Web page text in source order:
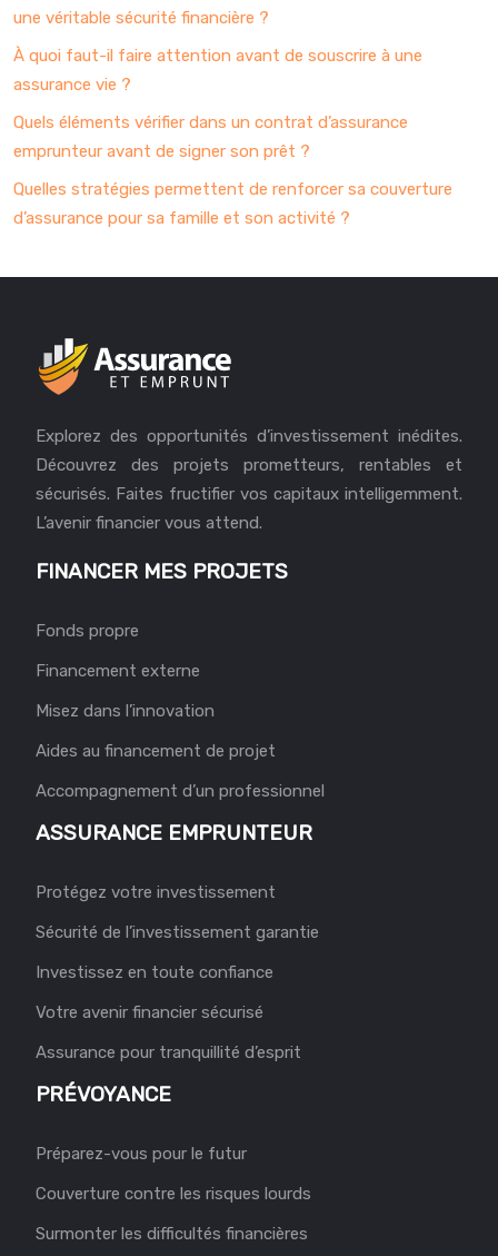
une véritable sécurité financière ?
À quoi faut-il faire attention avant de souscrire à une
assurance vie ?
Quels éléments vérifier dans un contrat d’assurance
emprunteur avant de signer son prêt ?
Quelles stratégies permettent de renforcer sa couverture
d’assurance pour sa famille et son activité ?
Explorez des opportunités d’investissement inédites.
Découvrez des projets prometteurs, rentables et
sécurisés. Faites fructifier vos capitaux intelligemment.
L’avenir financier vous attend.
FINANCER MES PROJETS
Fonds propre
Financement externe
Misez dans l’innovation
Aides au financement de projet
Accompagnement d’un professionnel
ASSURANCE EMPRUNTEUR
Protégez votre investissement
Sécurité de l’investissement garantie
Investissez en toute confiance
Votre avenir financier sécurisé
Assurance pour tranquillité d’esprit
PRÉVOYANCE
Préparez-vous pour le futur
Couverture contre les risques lourds
Surmonter les difficultés financières